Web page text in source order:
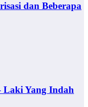
dan Beberapa
Laki Yang Indah